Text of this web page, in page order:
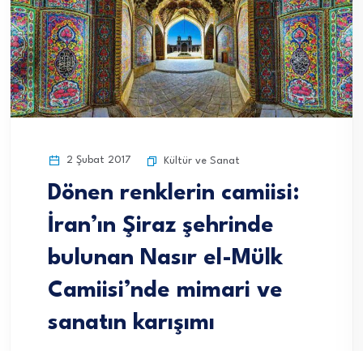
2 Şubat 2017 Kültür ve Sanat
Dönen renklerin camiisi:
İran’ın Şiraz şehrinde
bulunan Nasır el-Mülk
Camiisi’nde mimari ve
sanatın karışımı